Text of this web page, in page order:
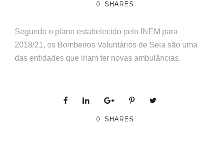
0 SHARES
Segundo o plano estabelecido pelo INEM para
2018/21, os Bombeiros Voluntários de Seia são uma
das entidades que iriam ter novas ambulâncias.
0 SHARES